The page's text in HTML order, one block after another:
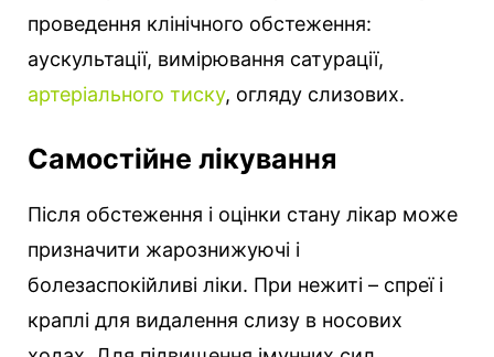
проведення клінічного обстеження:
аускультації, вимірювання сатурації,
артеріального тиску, огляду слизових.
Самостійне лікування
Після обстеження і оцінки стану лікар може
призначити жарознижуючі і
болезаспокійливі ліки. При нежиті – спреї і
краплі для видалення слизу в носових